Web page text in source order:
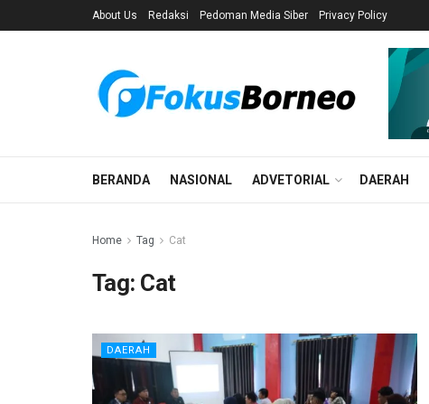
About Us Redaksi Pedoman Media Siber Privacy Policy
BERANDA NASIONAL ADVETORIAL DAERAH
Home Tag Cat
Tag: Cat
DAERAH